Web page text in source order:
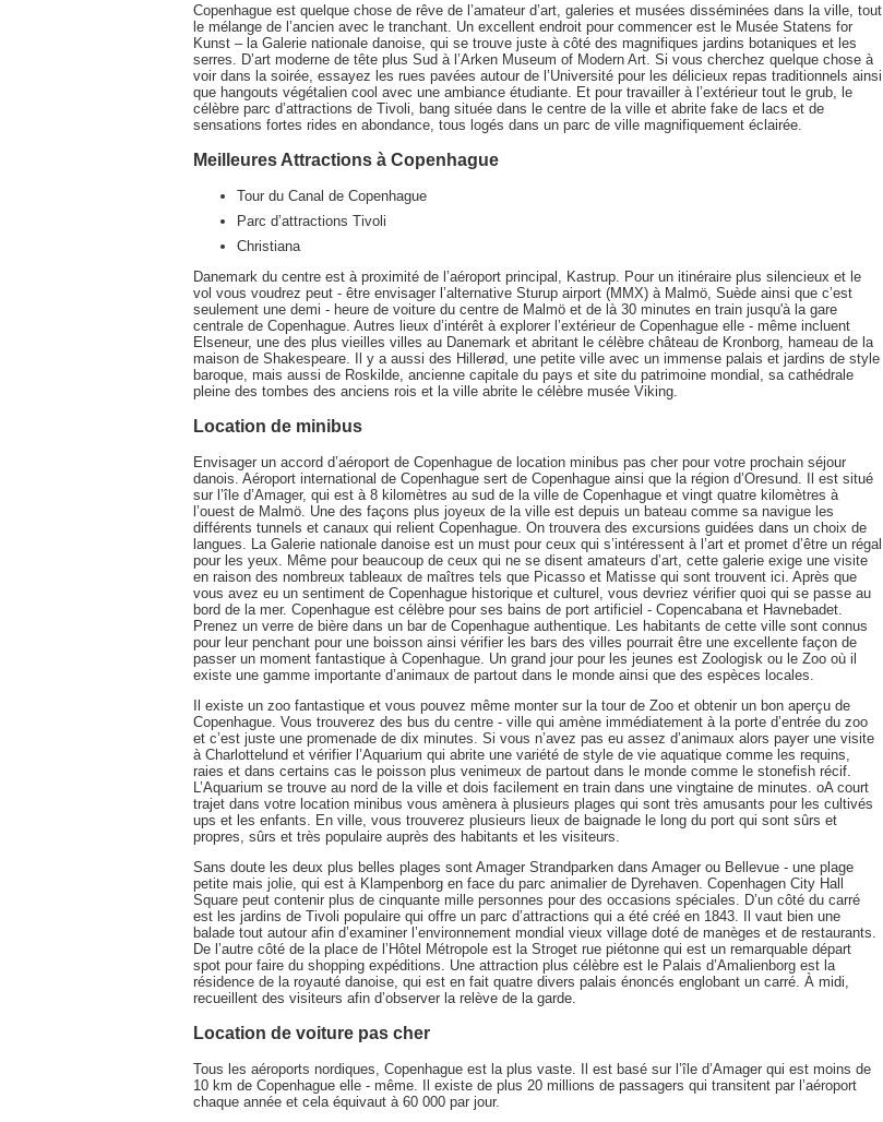
Copenhague est quelque chose de rêve de l’amateur d’art, galeries et musées disséminées dans la ville, tout
le mélange de l’ancien avec le tranchant. Un excellent endroit pour commencer est le Musée Statens for
Kunst – la Galerie nationale danoise, qui se trouve juste à côté des magnifiques jardins botaniques et les
serres. D’art moderne de tête plus Sud à l’Arken Museum of Modern Art. Si vous cherchez quelque chose à
voir dans la soirée, essayez les rues pavées autour de l’Université pour les délicieux repas traditionnels ainsi
que hangouts végétalien cool avec une ambiance étudiante. Et pour travailler à l’extérieur tout le grub, le
célèbre parc d’attractions de Tivoli, bang située dans le centre de la ville et abrite fake de lacs et de
sensations fortes rides en abondance, tous logés dans un parc de ville magnifiquement éclairée.
Meilleures Attractions à Copenhague
Tour du Canal de Copenhague
Parc d’attractions Tivoli
Christiana
Danemark du centre est à proximité de l’aéroport principal, Kastrup. Pour un itinéraire plus silencieux et le
vol vous voudrez peut - être envisager l’alternative Sturup airport (MMX) à Malmö, Suède ainsi que c’est
seulement une demi - heure de voiture du centre de Malmö et de là 30 minutes en train jusqu'à la gare
centrale de Copenhague. Autres lieux d’intérêt à explorer l’extérieur de Copenhague elle - même incluent
Elseneur, une des plus vieilles villes au Danemark et abritant le célèbre château de Kronborg, hameau de la
maison de Shakespeare. Il y a aussi des Hillerød, une petite ville avec un immense palais et jardins de style
baroque, mais aussi de Roskilde, ancienne capitale du pays et site du patrimoine mondial, sa cathédrale
pleine des tombes des anciens rois et la ville abrite le célèbre musée Viking.
Location de minibus
Envisager un accord d’aéroport de Copenhague de location minibus pas cher pour votre prochain séjour
danois. Aéroport international de Copenhague sert de Copenhague ainsi que la région d’Oresund. Il est situé
sur l’île d’Amager, qui est à 8 kilomètres au sud de la ville de Copenhague et vingt quatre kilomètres à
l’ouest de Malmö. Une des façons plus joyeux de la ville est depuis un bateau comme sa navigue les
différents tunnels et canaux qui relient Copenhague. On trouvera des excursions guidées dans un choix de
langues. La Galerie nationale danoise est un must pour ceux qui s’intéressent à l’art et promet d’être un régal
pour les yeux. Même pour beaucoup de ceux qui ne se disent amateurs d’art, cette galerie exige une visite
en raison des nombreux tableaux de maîtres tels que Picasso et Matisse qui sont trouvent ici. Après que
vous avez eu un sentiment de Copenhague historique et culturel, vous devriez vérifier quoi qui se passe au
bord de la mer. Copenhague est célèbre pour ses bains de port artificiel - Copencabana et Havnebadet.
Prenez un verre de bière dans un bar de Copenhague authentique. Les habitants de cette ville sont connus
pour leur penchant pour une boisson ainsi vérifier les bars des villes pourrait être une excellente façon de
passer un moment fantastique à Copenhague. Un grand jour pour les jeunes est Zoologisk ou le Zoo où il
existe une gamme importante d’animaux de partout dans le monde ainsi que des espèces locales.
Il existe un zoo fantastique et vous pouvez même monter sur la tour de Zoo et obtenir un bon aperçu de
Copenhague. Vous trouverez des bus du centre - ville qui amène immédiatement à la porte d’entrée du zoo
et c’est juste une promenade de dix minutes. Si vous n’avez pas eu assez d’animaux alors payer une visite
à Charlottelund et vérifier l’Aquarium qui abrite une variété de style de vie aquatique comme les requins,
raies et dans certains cas le poisson plus venimeux de partout dans le monde comme le stonefish récif.
L’Aquarium se trouve au nord de la ville et dois facilement en train dans une vingtaine de minutes. oA court
trajet dans votre location minibus vous amènera à plusieurs plages qui sont très amusants pour les cultivés
ups et les enfants. En ville, vous trouverez plusieurs lieux de baignade le long du port qui sont sûrs et
propres, sûrs et très populaire auprès des habitants et les visiteurs.
Sans doute les deux plus belles plages sont Amager Strandparken dans Amager ou Bellevue - une plage
petite mais jolie, qui est à Klampenborg en face du parc animalier de Dyrehaven. Copenhagen City Hall
Square peut contenir plus de cinquante mille personnes pour des occasions spéciales. D’un côté du carré
est les jardins de Tivoli populaire qui offre un parc d’attractions qui a été créé en 1843. Il vaut bien une
balade tout autour afin d’examiner l’environnement mondial vieux village doté de manèges et de restaurants.
De l’autre côté de la place de l’Hôtel Métropole est la Stroget rue piétonne qui est un remarquable départ
spot pour faire du shopping expéditions. Une attraction plus célèbre est le Palais d’Amalienborg est la
résidence de la royauté danoise, qui est en fait quatre divers palais énoncés englobant un carré. À midi,
recueillent des visiteurs afin d’observer la relève de la garde.
Location de voiture pas cher
Tous les aéroports nordiques, Copenhague est la plus vaste. Il est basé sur l’île d’Amager qui est moins de
10 km de Copenhague elle - même. Il existe de plus 20 millions de passagers qui transitent par l’aéroport
chaque année et cela équivaut à 60 000 par jour.